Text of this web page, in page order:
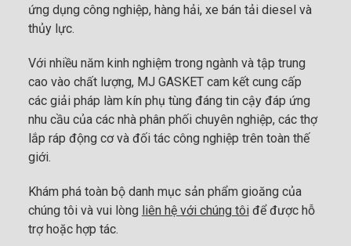
ứng dụng công nghiệp, hàng hải, xe bán tải diesel và
thủy lực.
Với nhiều năm kinh nghiệm trong ngành và tập trung
cao vào chất lượng, MJ GASKET cam kết cung cấp
các giải pháp làm kín phụ tùng đáng tin cậy đáp ứng
nhu cầu của các nhà phân phối chuyên nghiệp, các thợ
lắp ráp động cơ và đối tác công nghiệp trên toàn thế
giới.
Khám phá toàn bộ danh mục sản phẩm gioăng của
chúng tôi và vui lòng liên hệ với chúng tôiđể được hỗ
trợ hoặc hợp tác.